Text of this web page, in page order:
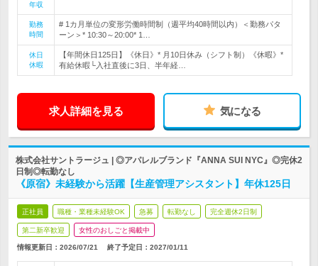
年収
勤務
時間
# 1カ月単位の変形労働時間制（週平均40時間以内）＜勤務パタ
ーン＞* 10:30～20:00* 1…
休日
休暇
【年間休日125日】《休日》* 月10日休み（シフト制）《休暇》*
有給休暇└入社直後に3日、半年経…
求人詳細を見る 気になる
株式会社サントラージュ | ◎アパレルブランド『ANNA SUI NYC』◎完休2
日制◎転勤なし
《原宿》未経験から活躍【生産管理アシスタント】年休125日
正社員 職種・業種未経験OK 急募 転勤なし 完全週休2日制
第二新卒歓迎 女性のおしごと掲載中
情報更新日：2026/07/21 終了予定日： 2027/01/11